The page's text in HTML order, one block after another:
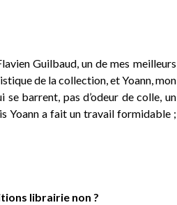
Guilbaud, un de mes meilleurs
de la collection, et Yoann, mon
barrent, pas d’odeur de colle, un
Yoann a fait un travail formidable ;
librairie non ?